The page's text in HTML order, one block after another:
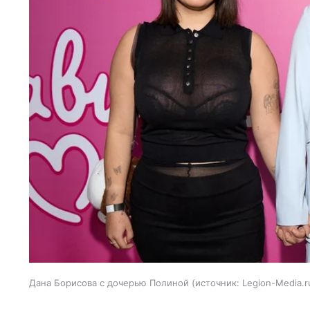
Дана Борисова с дочерью Полиной источник: Legion-